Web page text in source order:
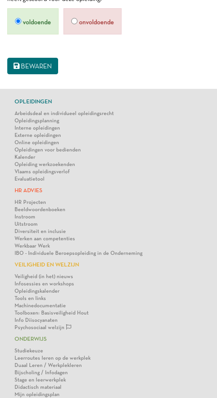
voldoende onvoldoende
BEWAREN
OPLEIDINGEN
Arbeidsdeal en individueel opleidingsrecht
Opleidingsplanning
Interne opleidingen
Externe opleidingen
Online opleidingen
Opleidingen voor bedienden
Kalender
Opleiding werkzoekenden
Vlaams opleidingsverlof
Evaluatietool
HR ADVIES
HR Projecten
Beeldwoordenboeken
Instroom
Uitstroom
Diversiteit en inclusie
Werken aan competenties
Werkbaar Werk
IBO - Individuele Beroepsopleiding in de Onderneming
VEILIGHEID EN WELZIJN
Veiligheid (in het) nieuws
Infosessies en workshops
Opleidingskalender
Tools en links
Machinedocumentatie
Toolboxen: Basisveiligheid Hout
Info Diisocyanaten
Psychosociaal welzijn
ONDERWIJS
Studiekeuze
Leerroutes leren op de werkplek
Duaal Leren / Werkplekleren
Bijscholing / Infodagen
Stage en leerwerkplek
Didactisch materiaal
Mijn opleidingsplan